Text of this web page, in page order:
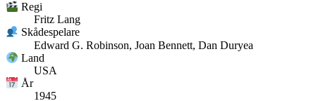
Regi
Fritz Lang
Skådespelare
Edward G. Robinson, Joan Bennett, Dan Duryea
Land
USA
År
1945